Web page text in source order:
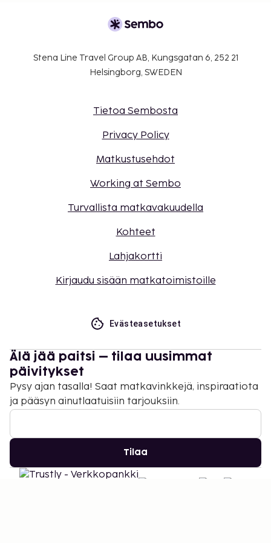
varausvahvistuksessa olevia yhteystietoja.
Autoa ei tarvita tähän majoituspaikkaan
Kaikki maksut voidaan maksaa käteisettömillä
maksutavoilla.
Stena Line Travel Group AB, Kungsgatan 6, 252 21
Helsingborg, SWEDEN
Tietoa Sembosta
Privacy Policy
Matkustusehdot
Working at Sembo
Turvallista matkavakuudella
Kohteet
Lahjakortti
Kirjaudu sisään matkatoimistoille
Evästeasetukset
Älä jää paitsi – tilaa uusimmat
päivitykset
Pysy ajan tasalla! Saat matkavinkkejä, inspiraatiota
ja pääsyn ainutlaatuisiin tarjouksiin.
Tilaa